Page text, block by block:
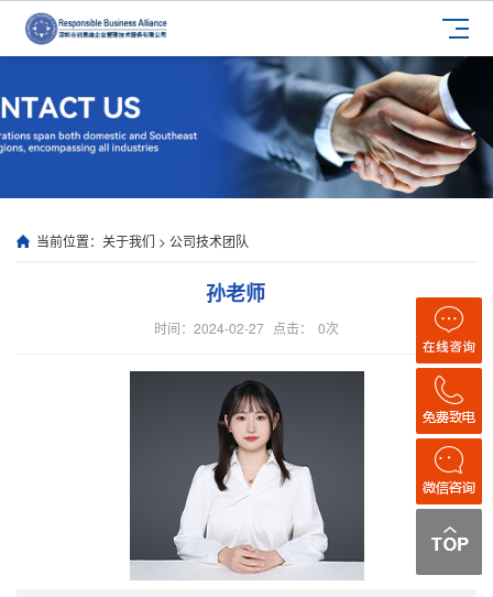
当前位置： 关于我们 > 公司技术团队
孙老师
时间：2024-02-27 点击： 0次